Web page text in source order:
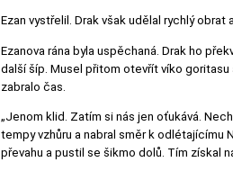
Ezan vystřelil. Drak však udělal rychlý
Ezanova rána byla uspěchaná. Drak ho
další šíp. Musel přitom otevřít víko goritasu
zabralo čas.
„Jenom klid. Zatím si nás jen oťukává.
tempy vzhůru a nabral směr k odlétajícímu
převahu a pustil se šikmo dolů. Tím získal